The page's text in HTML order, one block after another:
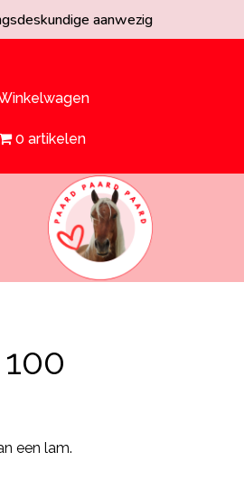
aanwezig
0 artikelen
een lam.